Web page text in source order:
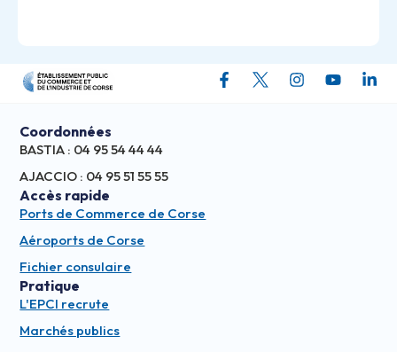
Coordonnées
BASTIA : 04 95 54 44 44
AJACCIO : 04 95 51 55 55
Accès rapide
Ports de Commerce de Corse
Aéroports de Corse
Fichier consulaire
Pratique
L'EPCI recrute
Marchés publics